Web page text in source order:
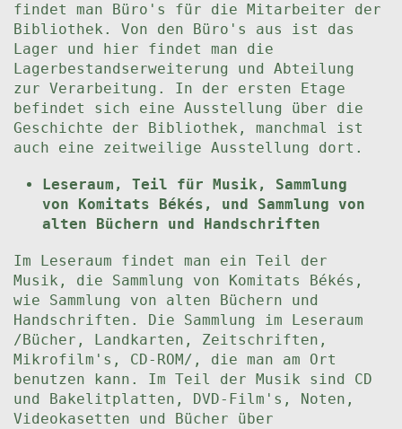
findet man Büro's für die Mitarbeiter der
Bibliothek. Von den Büro's aus ist das
Lager und hier findet man die
Lagerbestandserweiterung und Abteilung
zur Verarbeitung. In der ersten Etage
befindet sich eine Ausstellung über die
Geschichte der Bibliothek, manchmal ist
auch eine zeitweilige Ausstellung dort.
Leseraum, Teil für Musik, Sammlung
von Komitats Békés, und Sammlung von
alten Büchern und Handschriften
Im Leseraum findet man ein Teil der
Musik, die Sammlung von Komitats Békés,
wie Sammlung von alten Büchern und
Handschriften. Die Sammlung im Leseraum
/Bücher, Landkarten, Zeitschriften,
Mikrofilm's, CD-ROM/, die man am Ort
benutzen kann. Im Teil der Musik sind CD
und Bakelitplatten, DVD-Film's, Noten,
Videokasetten und Bücher über